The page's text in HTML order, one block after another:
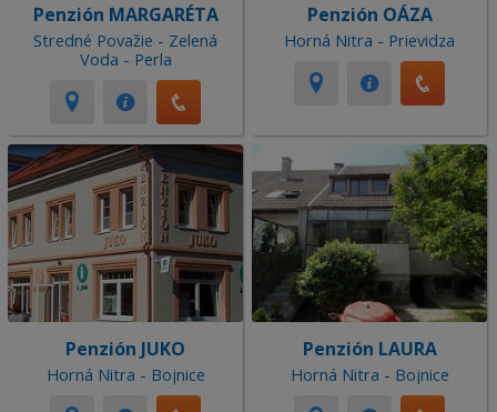
Penzión MARGARÉTA
Stredné Považie - Zelená
Voda - Perla
Penzión OÁZA
Horná Nitra - Prievidza
Penzión JUKO
Horná Nitra - Bojnice
Penzión LAURA
Horná Nitra - Bojnice